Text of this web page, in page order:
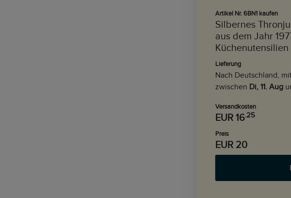
Artikel Nr. 6BN1 kaufen
Silbernes
aus dem Jahr
Lieferung
Nach Deutschland,
zwischen Di, 11. Aug
Versandkosten
EUR 16.25
Preis
EUR 20